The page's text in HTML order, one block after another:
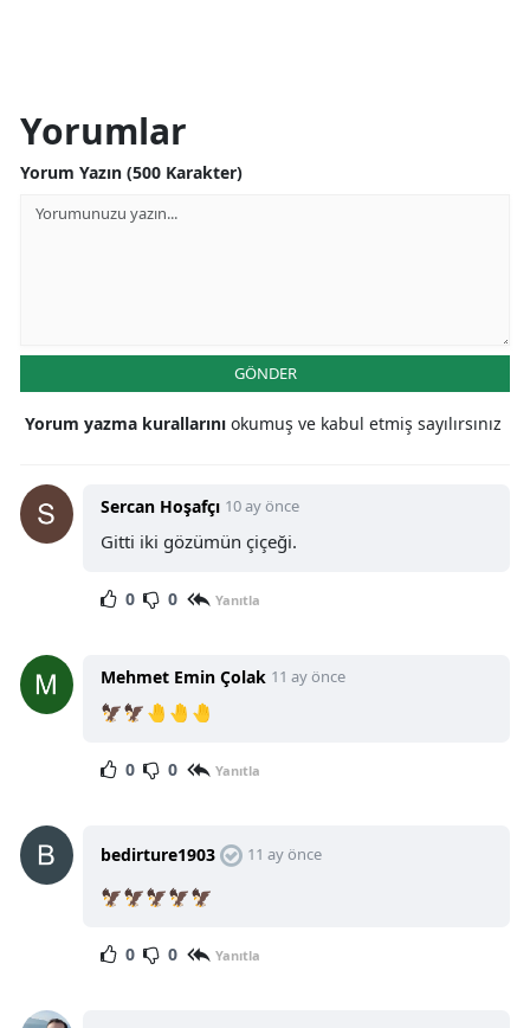
Yorumlar
Yorum Yazın (500 Karakter)
GÖNDER
Yorum yazma kurallarını okumuş ve kabul etmiş sayılırsınız
Sercan Hoşafçı 10 ay önce
Gitti iki gözümün çiçeği.
0 0 Yanıtla
Mehmet Emin Çolak 11 ay önce
🦅🦅🤚🤚🤚
0 0 Yanıtla
bedirture1903 11 ay önce
🦅🦅🦅🦅🦅
0 0 Yanıtla